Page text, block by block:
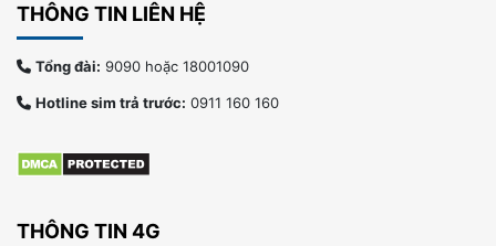
THÔNG TIN LIÊN HỆ
Tổng đài: 9090 hoặc 18001090
Hotline sim trả trước: 0911 160 160
THÔNG TIN 4G